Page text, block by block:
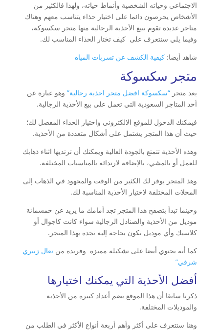
الاجتماعي وحياته الشخصية وأنماط حياته، ولهذا فالكثير من
الأشخاص يحرصون دائما على اختيار حذاء يتناسب معهم وهناك
متاجر عديدة تقوم ببيع الأحذية الرجالية منها متجر سكسوكة،
وفيما يلي سنتعرف على كيف تختار الحذاء المناسب لك.
شاهد أيضا: كيفية الكشف عن تسربات المياه
متجر سكسوكة
يعد متجر “سكسوكة افضل متجر احذية رجالية”وهو عبارة عن
أحد المتاجر السعودية التي تعمل على بيع الأحذية الرجالية.
فيمكنك الدخول للموقع الالكتروني واختيار الحذاء المفضل لك؛
حيث أن هذا المتجر يشتمل على أشكال متعددة من الأحذية.
وهذه الأحذية تتمتع بالجودة العالية ويمكنك أن ترتديها اثناء ذهابك
للعمل أو بالمشي، بالإضافة لارتدائه بالمناسبات المختلفة.
وهذ المتجر يوفر لك الكثير من الوقت والمجهود في الذهاب إلى
المحلات المختلفة لاختيار الأحذية المناسبة لك.
وحينما تبدأ بتصفح هذا المتجر تجد أمامك ما يزيد عن خمسمائة
موديل من الأحذية والصنادل الرجالية سواء كانت كاجوال أو
كلاسيك وأي موديل تكون بحاجة إليه تجده بهذا المتجر.
كما أنه يحتوي أيضا على تشكيلة مميزة وفريدة من نعال زبيري
شرقي”
أفضل الأحذية التي يمكنك اختيارها
ذكرنا سابقا أن هذا الموقع يضم أعداد كبيرة من الأحذية
والموديلات المختلفة.
وهنا سنتعرف على أكثر وأهم أربعة أنواع الأكثر في الطلب من